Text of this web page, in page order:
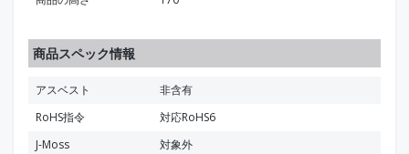
商品スペック情報
アスベスト
非含有
RoHS指令
対応RoHS6
J-Moss
対象外